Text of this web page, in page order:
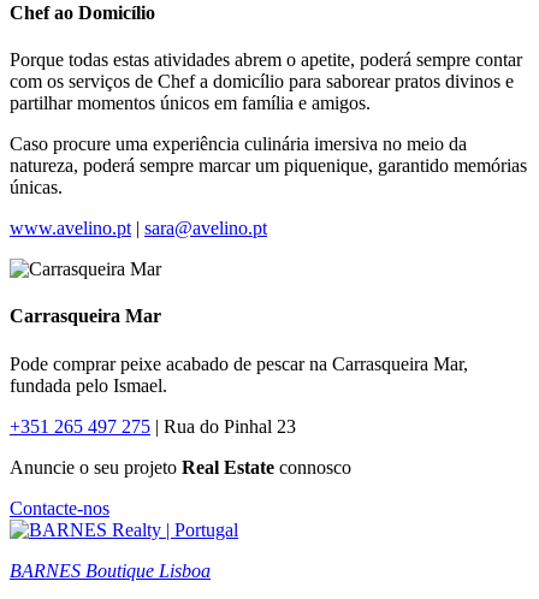
Chef ao Domicílio
Porque todas estas atividades abrem o apetite, poderá sempre contar
com os serviços de Chef a domicílio para saborear pratos divinos e
partilhar momentos únicos em família e amigos.
Caso procure uma experiência culinária imersiva no meio da
natureza, poderá sempre marcar um piquenique, garantido memórias
únicas.
www.avelino.pt | sara@avelino.pt
Carrasqueira Mar
Pode comprar peixe acabado de pescar na Carrasqueira Mar,
fundada pelo Ismael.
+351 265 497 275 | Rua do Pinhal 23
Anuncie o seu projeto Real Estate connosco
Contacte-nos
BARNES Boutique Lisboa